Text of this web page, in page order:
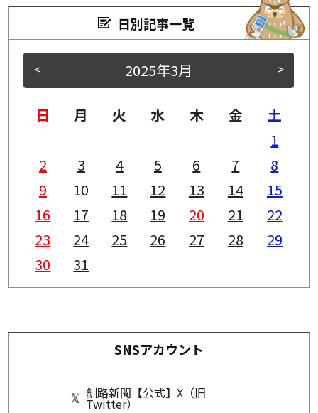
日別記事一覧
< >
2025年3月
日 月 火 水 木 金
土
1
2
3 4 5 6 7
8
9
10 11 12 13 14
15
16
17 18 19 20 21
22
23
24 25 26 27 28
29
30
31
SNSアカウント
釧路新聞【公式】X（旧
Twitter）